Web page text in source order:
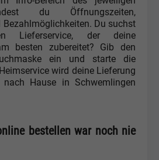
du Öffnungszeiten,
Bezahlmöglichkeiten. Du suchst
Lieferservice, der deine
besten zubereitet? Gib den
ein und starte die
wird deine Lieferung
Hause in Schwemlingen
bestellen war noch nie